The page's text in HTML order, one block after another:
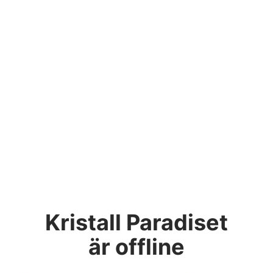
Kristall Paradiset
är offline